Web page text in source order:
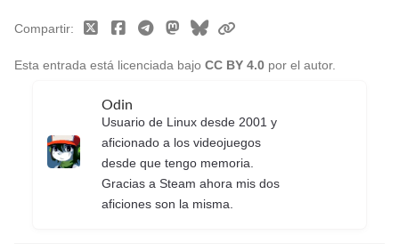
Esta entrada está licenciada bajo CC BY 4.0 por el autor.
Compartir
Odin
Usuario de Linux desde 2001 y
aficionado a los videojuegos
desde que tengo memoria.
Gracias a Steam ahora mis dos
aficiones son la misma.